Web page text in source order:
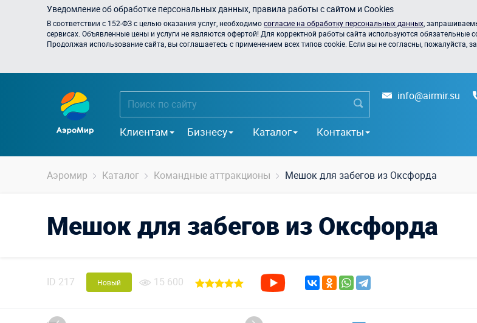
Уведомление об обработке персональных данных, правила работы с сайтом и Cookies
В соответствии с 152-ФЗ с целью оказания услуг, необходимосогласие на обработку персональных данных ,
сервисах. Объявленные цены и услуги не являются офертой! Для корректной работы сайта используются обязательные
Продолжая использование сайта, вы соглашаетесь с применением всех типов cookie. Если вы не согласны, пожалуйста,
Клиентам Бизнесу Каталог Контакты
info@airmir.su
Аэромир Каталог Командные аттракционы Мешок для забегов из Оксфорда
Мешок для забегов из Оксфорда
ID 217 Новый 15 600